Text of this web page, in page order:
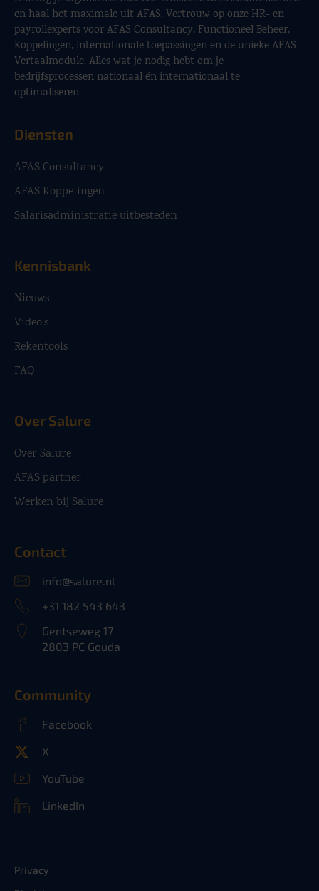
en haal het maximale uit AFAS. Vertrouw op onze HR- en
payrollexperts voor AFAS Consultancy, Functioneel Beheer,
Koppelingen, internationale toepassingen en de unieke AFAS
Vertaalmodule. Alles wat je nodig hebt om je
bedrijfsprocessen nationaal én internationaal te
optimaliseren.
Diensten
AFAS Consultancy
AFAS Koppelingen
Salarisadministratie uitbesteden
Kennisbank
Nieuws
Video’s
Rekentools
FAQ
Over Salure
Over Salure
AFAS partner
Werken bij Salure
Contact
info@salure.nl
+31 182 543 643
Gentseweg 17
2803 PC Gouda
Community
Facebook
X
YouTube
LinkedIn
Privacy